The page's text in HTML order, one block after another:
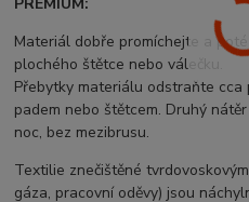
Materiál dobře promíchejte a
plochého štětce nebo válečku.
Přebytky materiálu odstraňte
padem nebo štětcem. Druhý
noc, bez mezibrusu.
Textilie znečištěné
gáza, pracovní oděvy) jsou